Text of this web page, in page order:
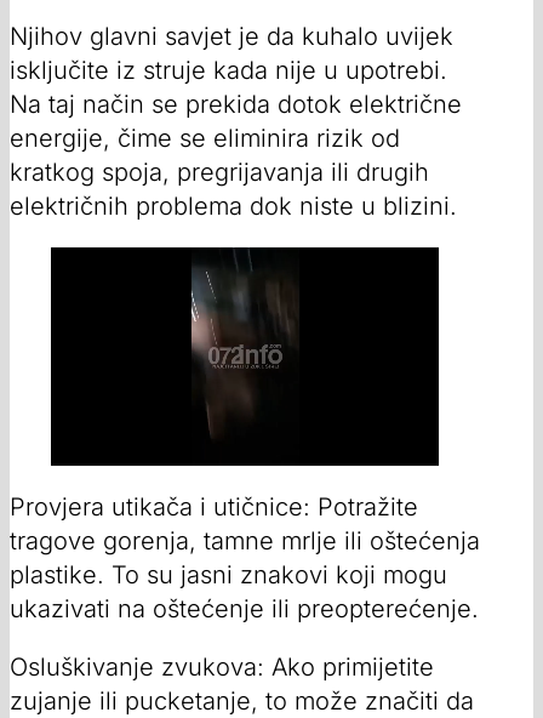
Njihov glavni savjet je da kuhalo uvijek
isključite iz struje kada nije u upotrebi.
Na taj način se prekida dotok električne
energije, čime se eliminira rizik od
kratkog spoja, pregrijavanja ili drugih
električnih problema dok niste u blizini.
Provjera utikača i utičnice: Potražite
tragove gorenja, tamne mrlje ili oštećenja
plastike. To su jasni znakovi koji mogu
ukazivati na oštećenje ili preopterećenje.
Osluškivanje zvukova: Ako primijetite
zujanje ili pucketanje, to može značiti da